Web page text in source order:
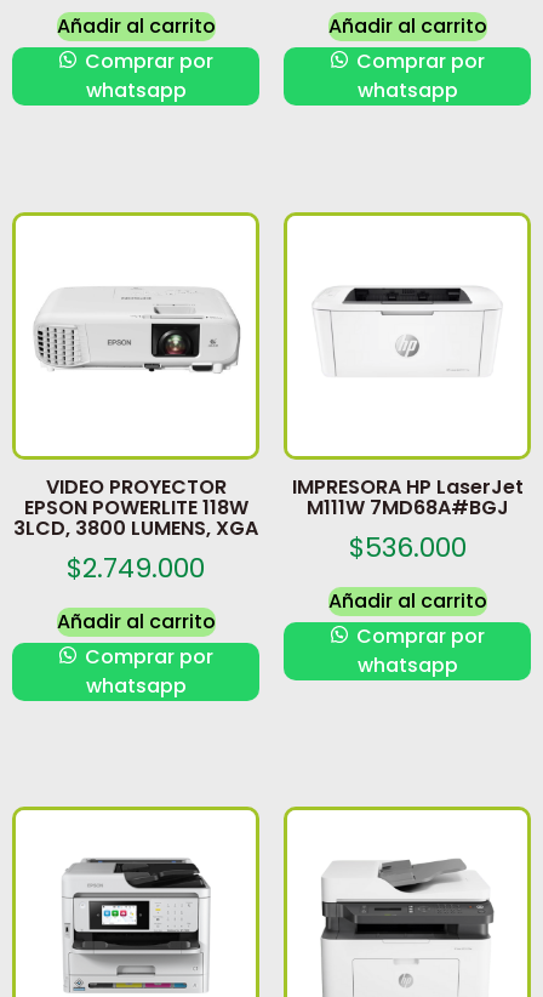
Añadir al carrito
Comprar por
whatsapp
Añadir al carrito
Comprar por
whatsapp
VIDEO PROYECTOR
EPSON POWERLITE 118W
3LCD, 3800 LUMENS, XGA
$2.749.000
Añadir al carrito
Comprar por
whatsapp
IMPRESORA HP LaserJet
M111W 7MD68A#BGJ
$536.000
Añadir al carrito
Comprar por
whatsapp